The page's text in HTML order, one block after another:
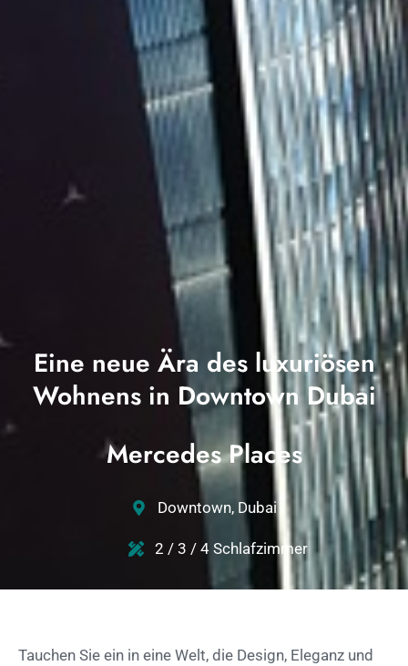
Eine neue Ära des luxuriösen
Wohnens in Downtown Dubai
Mercedes Places
Downtown, Dubai
2 / 3 / 4 Schlafzimmer
Tauchen Sie ein in eine Welt, die Design, Eleganz und